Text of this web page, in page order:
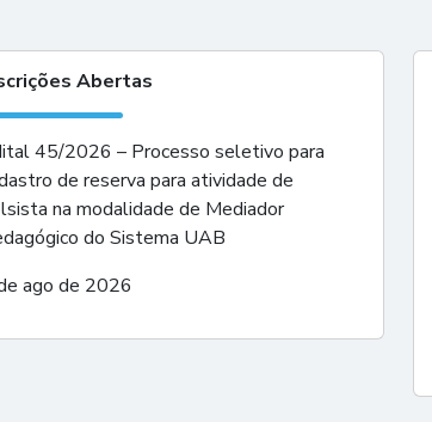
Abertas
45/2026 – Processo seletivo para
de reserva para atividade de
na modalidade de Mediador
do Sistema UAB
ago de 2026